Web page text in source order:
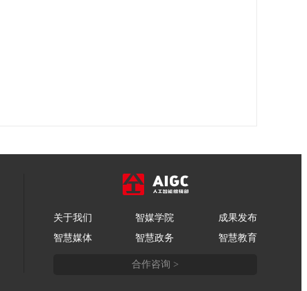
关于我们 智媒学院
成果发布
智慧媒体
智慧政务 智慧教育
合作咨询 >